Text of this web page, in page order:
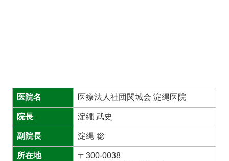
医院名 医療法人社団関城会 淀縄医院
院長 淀繩 武史
副院長 淀縄 聡
所在地
〒300-0038